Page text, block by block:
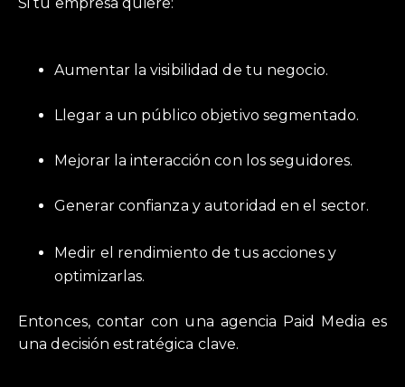
Aumentar la visibilidad de tu negocio.
Llegar a un público objetivo segmentado.
Mejorar la interacción con los seguidores.
Generar confianza y autoridad en el sector.
Medir el rendimiento de tus acciones y
optimizarlas.
Entonces, contar con una agencia Paid Media es
una decisión estratégica clave.